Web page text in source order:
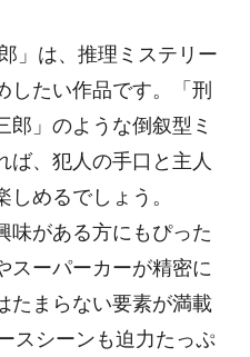
」は、推理ミステリー
したい作品です。「刑
郎」のような倒叙型ミ
ば、犯人の手口と主人
めるでしょう。
味がある方にもぴった
スーパーカーが精密に
たまらない要素が満載
スシーンも迫力たっぷ